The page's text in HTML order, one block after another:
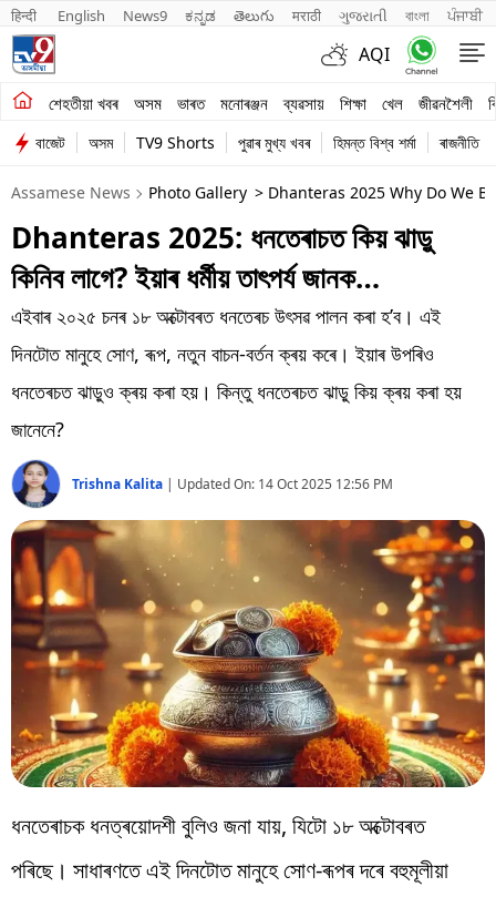
हिन्दी English News9 ಕನ್ನಡ తెలుగు मराठी ગુજરાતી বাংলা ਪੰਜਾਬੀ
AQI
শেহতীয়া খবৰ অসম ভাৰত মনোৰঞ্জন ব্যৱসায় শিক্ষা খেল জীৱনশৈলী
শেহতীয়া খবৰ
অসম
ভাৰত
মনোৰঞ্জন
শিক্ষা
খেল
জীৱনশৈলী
বিশ্ব
প্ৰযুক্তি
Videos
বাজেট অসম TV9 Shorts পুৱাৰ মুখ্য খবৰ হিমন্ত বিশ্ব শৰ্মা ৰাজনীতি
Assamese News Photo Gallery > Dhanteras 2025 Why Do We
Dhanteras 2025: ধনতেৰাচত কিয় ঝাড়ু
কিনিব লাগে? ইয়াৰ ধৰ্মীয় তাৎপৰ্য জানক…
এইবাৰ ২০২৫ চনৰ ১৮ অক্টোবৰত ধনতেৰচ উৎসৱ পালন কৰা হ’ব। এই
দিনটোত মানুহে সোণ, ৰূপ, নতুন বাচন-বৰ্তন ক্ৰয় কৰে। ইয়াৰ উপৰিও
ধনতেৰচত ঝাড়ুও ক্ৰয় কৰা হয়। কিন্তু ধনতেৰচত ঝাড়ু কিয় ক্ৰয় কৰা হয়
জানেনে?
Trishna Kalita | Updated On: 14 Oct 2025 12:56 PM
ধনতেৰাচক ধনত্ৰয়োদশী বুলিও জনা যায়, যিটো ১৮ অক্টোবৰত
পৰিছে। সাধাৰণতে এই দিনটোত মানুহে সোণ-ৰূপৰ দৰে বহুমূলীয়া